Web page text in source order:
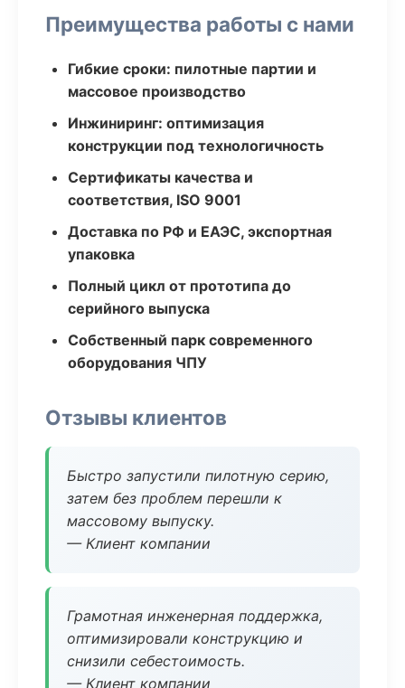
Преимущества работы с нами
Гибкие сроки: пилотные партии и
массовое производство
Инжиниринг: оптимизация
конструкции под технологичность
Сертификаты качества и
соответствия, ISO 9001
Доставка по РФ и ЕАЭС, экспортная
упаковка
Полный цикл от прототипа до
серийного выпуска
Собственный парк современного
оборудования ЧПУ
Отзывы клиентов
Быстро запустили пилотную серию,
затем без проблем перешли к
массовому выпуску.
— Клиент компании
Грамотная инженерная поддержка,
оптимизировали конструкцию и
снизили себестоимость.
— Клиент компании